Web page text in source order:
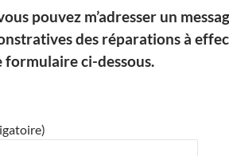
pouvez m’adresser un
des réparations à
formulaire ci-dessous.